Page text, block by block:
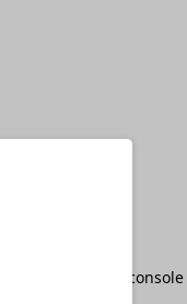
browser console